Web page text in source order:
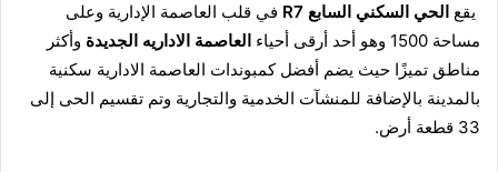
يقع الحي السكني السابع R7
في قلب العاصمة الإدارية وعلى
مساحة 1500 وهو أحد أرقى أحياء
العاصمة الاداريه الجديدة وأكثر
مناطق تميزًا حيث يضم أفضلكمبوندات العاصمة الادارية سكنية
بالمدينة بالإضافة للمنشآت الخدمية والتجارية وتم تقسيم الحى إلى
33 قطعة أرض.